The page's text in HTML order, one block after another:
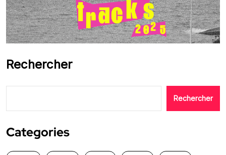
Rechercher
Rechercher
Categories